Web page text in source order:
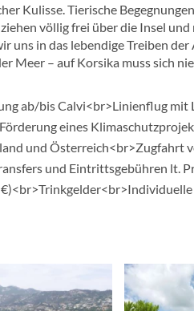
Kulisse. Tierische
völlig frei über die Insel
uns in das lebendige Treiben
Meer – auf Korsika muss sich
ab/bis Calvi<br>Linienflug mit
eines
und Österreich<br>Zugfahrt
und Eintrittsgebühren lt.